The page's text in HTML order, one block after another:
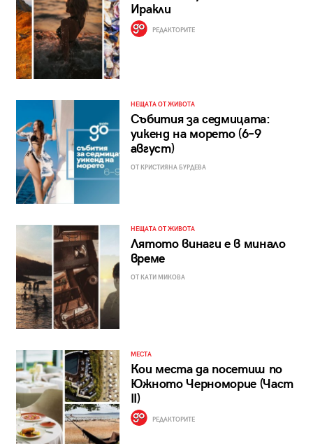
Иракли
РЕДАКТОРИТЕ
НЕЩАТА ОТ ЖИВОТА
Събития за седмицата:
уикенд на морето (6–9
август)
ОТ КРИСТИЯНА БУРДЕВА
НЕЩАТА ОТ ЖИВОТА
Лятото винаги е в минало
време
ОТ КАТИ МИКОВА
МЕСТА
Кои места да посетиш по
Южното Черноморие (Част
II)
РЕДАКТОРИТЕ